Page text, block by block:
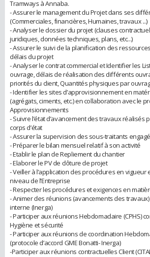
Tramways à Annaba.
- Assurer le management du Projet dans ses
(Commerciales, financières, Humaines, travaux ...)
- Analyser le dossier du projet (clauses
juridiques, données techniques, plans, etc...)
- Assurer le suivi de la planification des
délais du projet
- Analyser le contrat commercial et Identifier les
ouvrage, délais de réalisation des différents
priorités du client, Quantités physiques par
- Identifier les sites d’approvisionnement en
(agrégats, ciments, etc.) en collaboration avec le
Approvisionnements
- Suivre l’état d’avancement des travaux réalisés
corps d’état
- Assurer la supervision des sous-traitants
- Préparer le bilan mensuel relatif à son activité
- Etablir le plan de Repliement du chantier
- Elaborer le PV de clôture de projet
- Veiller à l’application des procédures en vigueur
niveau de l’Entreprise
- Respecter les procédures et exigences en
- Animer des réunions (avancements des
interne (Inerga)
- Participer aux réunions Hebdomadaire (CPHS)
Hygiène et sécurité
- Participer aux réunions de coordination
(protocole d’accord GME Bonatti- Inerga)
-Participer aux réunions contractuelles Client